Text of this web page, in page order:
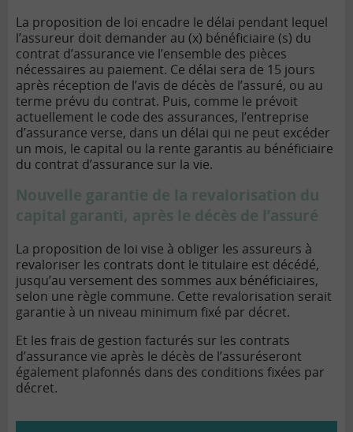
La proposition de loi encadre le délai pendant lequel
l’assureur doit demander au (x) bénéficiaire (s) du
contrat d’assurance vie l’ensemble des pièces
nécessaires au paiement. Ce délai sera de 15 jours
après réception de l’avis de décès de l’assuré, ou au
terme prévu du contrat. Puis, comme le prévoit
actuellement le code des assurances, l’entreprise
d’assurance verse, dans un délai qui ne peut excéder
un mois, le capital ou la rente garantis au bénéficiaire
du contrat d’assurance sur la vie.
Nouvelle garantie de la revalorisation du
capital garanti, après le décès de l’assuré
La proposition de loi vise à obliger les assureurs à
revaloriser les contrats dont le titulaire est décédé,
jusqu’au versement des sommes aux bénéficiaires,
selon une règle commune. Cette revalorisation serait
garantie à un niveau minimum fixé par décret.
Et les frais de gestion facturés sur les contrats
d’assurance vie après le décès de l’assuréseront
également plafonnés dans des conditions fixées par
décret.